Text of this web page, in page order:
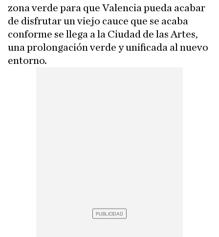
zona verde para que Valencia pueda acabar
de disfrutar un viejo cauce que se acaba
conforme se llega a la Ciudad de las Artes,
una prolongación verde y unificada al nuevo
entorno.